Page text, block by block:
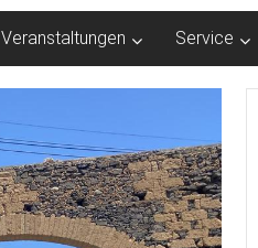
Veranstaltungen Service